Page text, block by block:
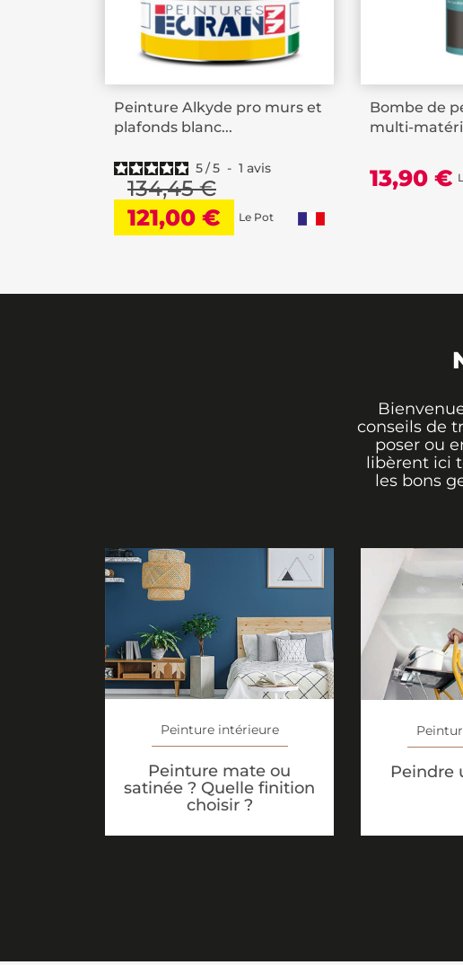
Peinture Alkyde pro murs et
plafonds blanc...
5/5 - 1 avis
134,45 €
121,00 € Le Pot
Bombe de
multi-
13,90 €
conseils de
poser ou
libèrent ici
les bons
Peinture intérieure
Peinture mate ou
satinée ? Quelle finition
choisir ?
Peindre